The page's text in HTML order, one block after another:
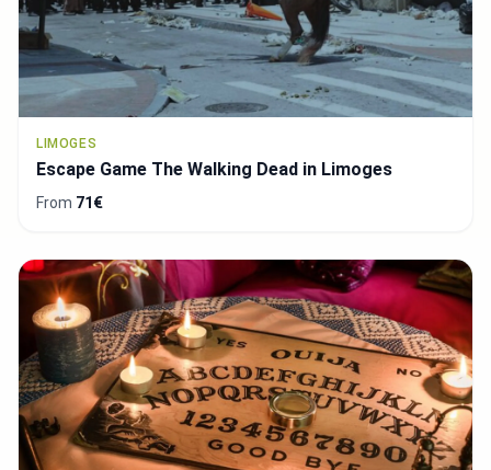
LIMOGES
Escape Game The Walking Dead in Limoges
From 71€